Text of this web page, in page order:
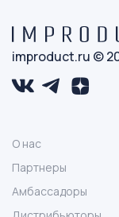
improduct.ru ©
О нас
Партнеры
Амбассадоры